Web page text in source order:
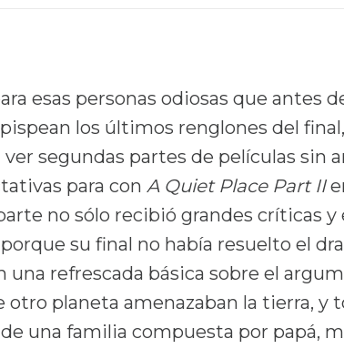
esas personas odiosas que antes
los últimos renglones del
segundas partes de películas sin
para con A Quiet Place Part II
no sólo recibió grandes críticas y
su final no había resuelto el
una refrescada básica sobre el
otro planeta amenazaban la tierra, y
una familia compuesta por papá,